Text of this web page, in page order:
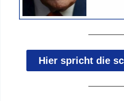
Hier spricht die